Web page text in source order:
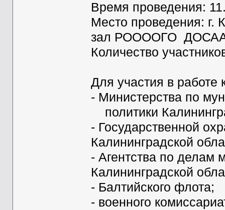
Время проведения:
Место проведения: г.
зал РООООГО ДОСААФ
Количество
Для участия в
- Министерства по
политики
- Государственной
Калининградской
- Агентства по делам
Калининградской
- Балтийского флота;
- военного